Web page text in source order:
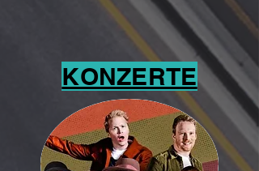
KONZERTE